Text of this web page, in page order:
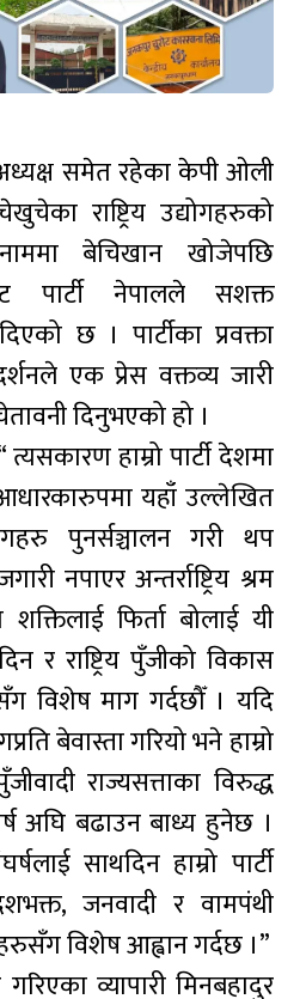
समेत रहेका केपी ओली
राष्ट्रिय उद्योगहरुको
बेचिखान खोजेपछि
पार्टी नेपालले सशक्त
छ । पार्टीका प्रवक्ता
एक प्रेस वक्तव्य जारी
दिनुभएको हो ।
हाम्रो पार्टी देशमा
आधारकारुपमा यहाँ उल्लेखित
पुनर्सञ्चालन गरी थप
नपाएर अन्तर्राष्ट्रिय श्रम
फिर्ता बोलाई यी
र राष्ट्रिय पुँजीको विकास
विशेष माग गर्दछौँ । यदि
बेवास्ता गरियो भने हाम्रो
राज्यसत्ताका विरुद्ध
अघि बढाउन बाध्य हुनेछ ।
साथदिन हाम्रो पार्टी
जनवादी र वामपंथी
विशेष आह्वान गर्दछ ।”
व्यापारी मिनबहादुर